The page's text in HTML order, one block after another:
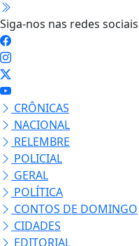
Siga-nos nas redes sociais
CRÔNICAS
NACIONAL
RELEMBRE
POLICIAL
GERAL
POLÍTICA
CONTOS DE DOMINGO
CIDADES
EDITORIAL